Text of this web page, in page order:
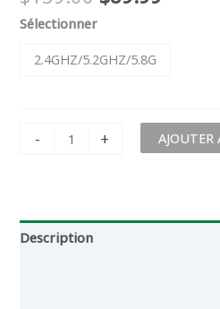
Sélectionner
2.4GHZ/5.2GHZ/5.8G
- + AJOUTER
Description